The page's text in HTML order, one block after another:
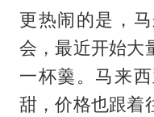
更热闹的是，
会，最近开始大
一杯羹。马来
甜，价格也跟着